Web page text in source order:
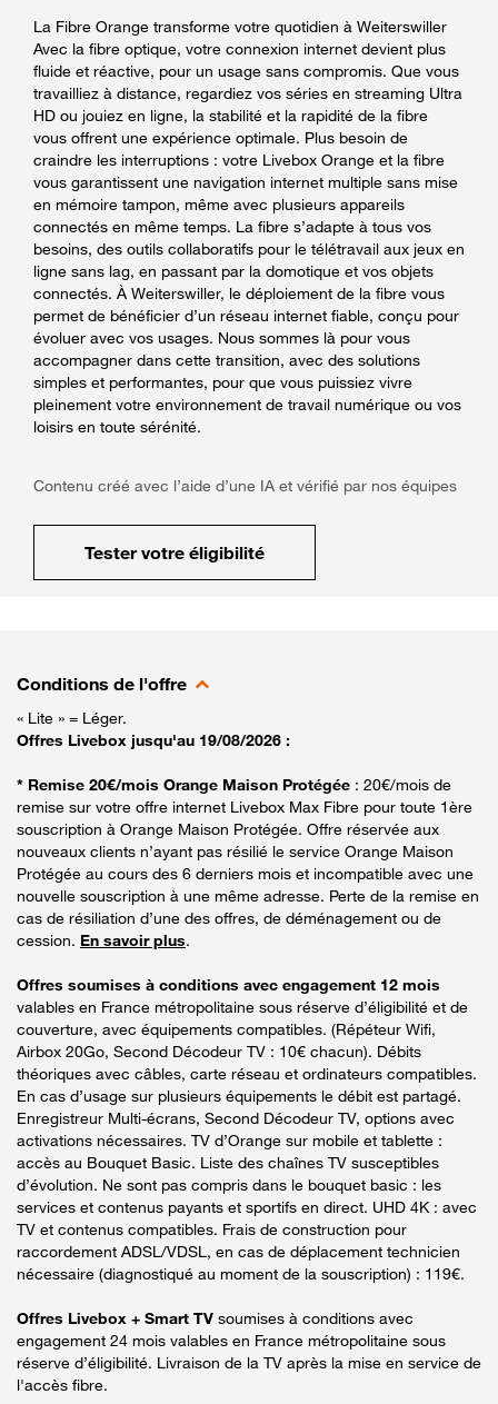
La Fibre Orange transforme votre quotidien à Weiterswiller
Avec la fibre optique, votre connexion internet devient plus
fluide et réactive, pour un usage sans compromis. Que vous
travailliez à distance, regardiez vos séries en streaming Ultra
HD ou jouiez en ligne, la stabilité et la rapidité de la fibre
vous offrent une expérience optimale. Plus besoin de
craindre les interruptions : votre Livebox Orange et la fibre
vous garantissent une navigation internet multiple sans mise
en mémoire tampon, même avec plusieurs appareils
connectés en même temps. La fibre s’adapte à tous vos
besoins, des outils collaboratifs pour le télétravail aux jeux en
ligne sans lag, en passant par la domotique et vos objets
connectés. À Weiterswiller, le déploiement de la fibre vous
permet de bénéficier d’un réseau internet fiable, conçu pour
évoluer avec vos usages. Nous sommes là pour vous
accompagner dans cette transition, avec des solutions
simples et performantes, pour que vous puissiez vivre
pleinement votre environnement de travail numérique ou vos
loisirs en toute sérénité.
Contenu créé avec l’aide d’une IA et vérifié par nos équipes
Tester votre éligibilité
Conditions de l'offre
« Lite » = Léger.
Offres Livebox jusqu'au 19/08/2026 :
* Remise 20€/mois Orange Maison Protégée : 20€/mois de
remise sur votre offre internet Livebox Max Fibre pour toute 1ère
souscription à Orange Maison Protégée. Offre réservée aux
nouveaux clients n’ayant pas résilié le service Orange Maison
Protégée au cours des 6 derniers mois et incompatible avec une
nouvelle souscription à une même adresse. Perte de la remise en
cas de résiliation d’une des offres, de déménagement ou de
cession. En savoir plus.
Offres soumises à conditions avec engagement 12 mois
valables en France métropolitaine sous réserve d’éligibilité et de
couverture, avec équipements compatibles. (Répéteur Wifi,
Airbox 20Go, Second Décodeur TV : 10€ chacun). Débits
théoriques avec câbles, carte réseau et ordinateurs compatibles.
En cas d’usage sur plusieurs équipements le débit est partagé.
Enregistreur Multi-écrans, Second Décodeur TV, options avec
activations nécessaires. TV d’Orange sur mobile et tablette :
accès au Bouquet Basic. Liste des chaînes TV susceptibles
d’évolution. Ne sont pas compris dans le bouquet basic : les
services et contenus payants et sportifs en direct. UHD 4K : avec
TV et contenus compatibles. Frais de construction pour
raccordement ADSL/VDSL, en cas de déplacement technicien
nécessaire (diagnostiqué au moment de la souscription) : 119€.
Offres Livebox + Smart TV soumises à conditions avec
engagement 24 mois valables en France métropolitaine sous
réserve d’éligibilité. Livraison de la TV après la mise en service de
l'accès fibre.